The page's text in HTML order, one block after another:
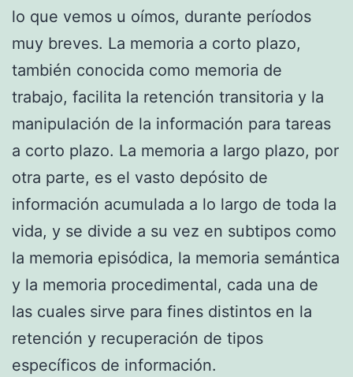
lo que vemos u oímos, durante períodos
muy breves. La memoria a corto plazo,
también conocida como memoria de
trabajo, facilita la retención transitoria y la
manipulación de la información para tareas
a corto plazo. La memoria a largo plazo, por
otra parte, es el vasto depósito de
información acumulada a lo largo de toda la
vida, y se divide a su vez en subtipos como
la memoria episódica, la memoria semántica
y la memoria procedimental, cada una de
las cuales sirve para fines distintos en la
retención y recuperación de tipos
específicos de información.